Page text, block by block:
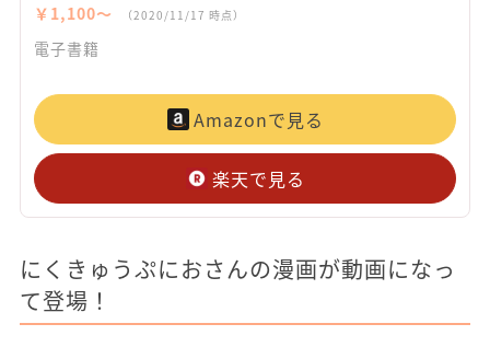
￥1,100〜 （2020/11/17 時点）
電子書籍
Amazonで見る
楽天で見る
にくきゅうぷにおさんの漫画が動画になっ
て登場！